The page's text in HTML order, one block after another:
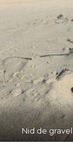
Nid de